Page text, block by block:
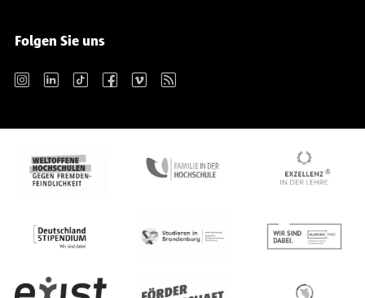
Folgen Sie uns
Instagram LinkedIn TikTok Facebook Vimeo RSS